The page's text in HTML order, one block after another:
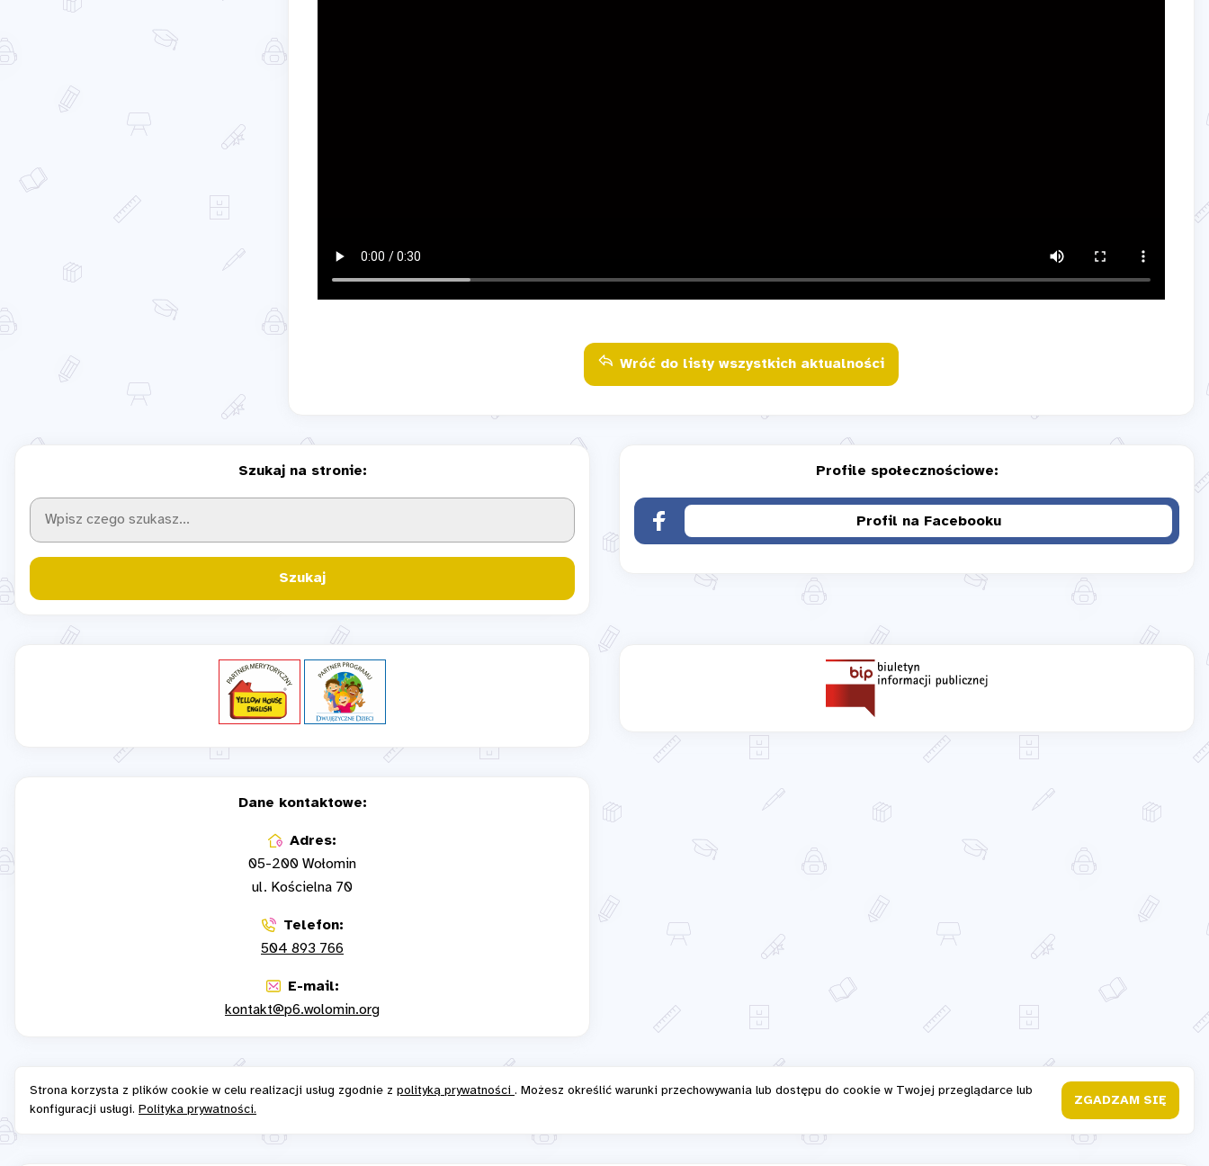
Wróć do listy wszystkich aktualności
Szukaj na stronie:
Szukaj
Profile społecznościowe:
Profil na Facebooku
Dane kontaktowe:
Adres:
05-200 Wołomin
ul. Kościelna 70
Telefon:
504 893 766
E-mail:
kontakt@p6.wolomin.org
Strona korzysta z plików cookie w celu realizacji usług zgodnie z polityką prywatności . Możesz określić warunki przechowywania lub dostępu do cookie w Twojej przeglądarce lub
konfiguracji usługi. Polityka prywatności.
ZGADZAM SIĘ